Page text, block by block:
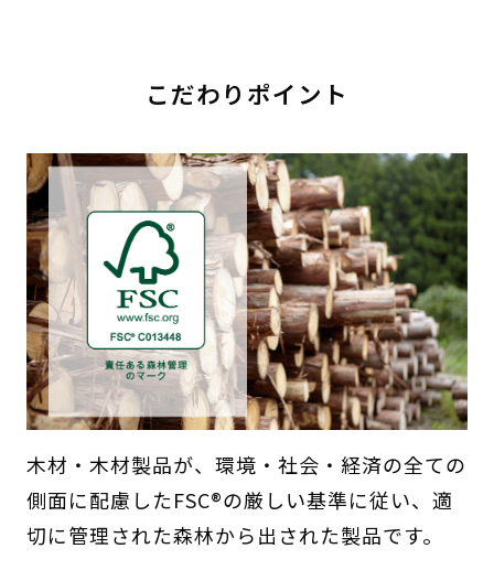
こだわりポイント
木材・木材製品が、環境・社会・経済の全ての
側面に配慮したFSC®の厳しい基準に従い、適
切に管理された森林から出された製品です。